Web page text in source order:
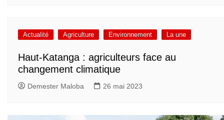
Actualité Agriculture Environnement La une
Haut-Katanga : agriculteurs face au
changement climatique
Demester Maloba 26 mai 2023